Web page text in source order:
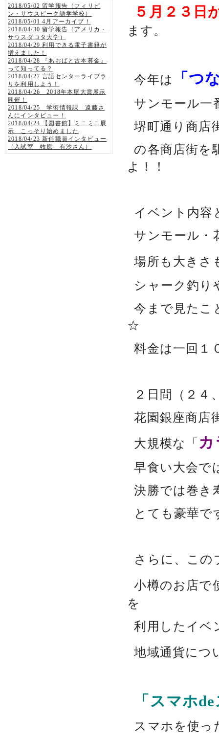
2018/05/02 留学報告（フィリピ
ン・サウスピーク語学学校）
2018/05/01 4月アーカイブ！
2018/04/30 留学報告（アメリカ・
サウスダコタ大学）
2018/04/29 利用できる電子書籍が
増えました！
2018/04/28 『あおばと古本募金』
って知ってる？
2018/04/27 言語センターライブラ
リを利用しよう！
2018/04/26 2018年本屋大賞展示
開催！
2018/04/25 学術情報課 遠藤さ
んにインタビュー！
2018/04/24 【図書館】ミニミニ展
示 こっそり始めました
2018/04/23 新任職員インタビュー
（入試室 牧原 有沙さん）
５月２３日
ます。
今年は 「つ
サンモール一
堺町通り商店
の各商店街を
よ！！
イベント内容
サンモール・
場所も大きさ
シャーク釣り
今まで見たこ
☆
料金は一回１
２日間（２４
花園銀座商店
大規模な「
早食い大会で
決勝では巻き
とても豪華
さらに、この
小樽のお店で
を
利用したイベ
地域通貨につ
「スマホ
スマホを使っ